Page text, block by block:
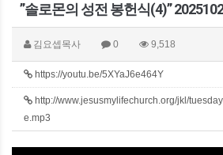
”솔로몬의 성전 봉헌식(4)”
김요셉목사 0 9,518
https://youtu.be/5XYaJ6e464Y
http://www.jesusmylifechurch.org/jkl/
e.mp3